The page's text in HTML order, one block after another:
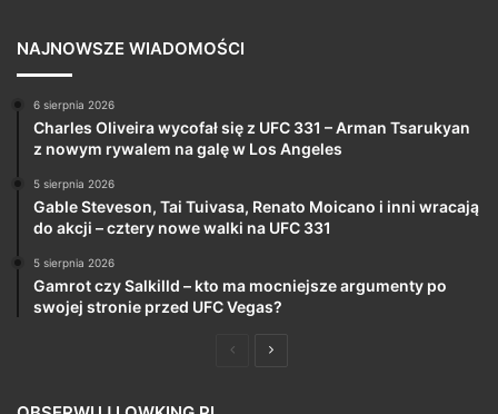
NAJNOWSZE WIADOMOŚCI
6 sierpnia 2026
Charles Oliveira wycofał się z UFC 331 – Arman Tsarukyan
z nowym rywalem na galę w Los Angeles
5 sierpnia 2026
Gable Steveson, Tai Tuivasa, Renato Moicano i inni wracają
do akcji – cztery nowe walki na UFC 331
5 sierpnia 2026
Gamrot czy Salkilld – kto ma mocniejsze argumenty po
swojej stronie przed UFC Vegas?
PoprzedniaNastępna